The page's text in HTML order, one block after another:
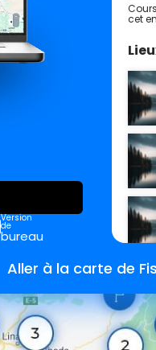
Version
de
bureau
cet
Aller à la carte de